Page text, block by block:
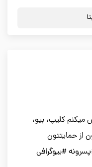
میکنم کلیپ، بیو،
حمایتتون
#بیوگرافی